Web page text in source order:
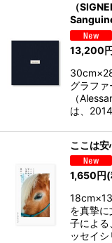
（
13,200
グラフ
（
は、
ここは
1,650円
を真摯
子による
ッセイ